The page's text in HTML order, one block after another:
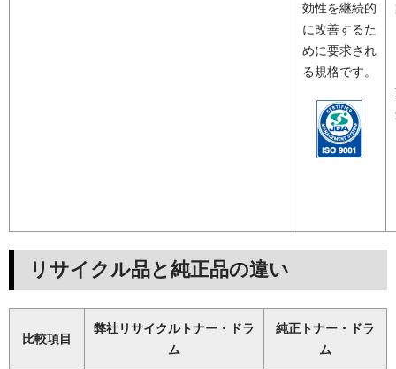
効性を継続的
に改善するた
めに要求され
る規格です。
リサイクル品と純正品の違い
比較項目
弊社リサイクルトナー・ドラ
ム
純正トナー・ドラ
ム